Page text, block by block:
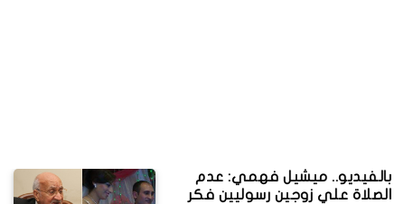
بالفيديو.. ميشيل فهمي: عدم
الصلاة علي زوجين رسوليين فكر